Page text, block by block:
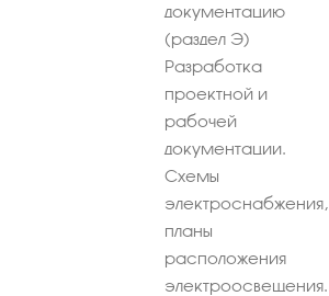
документацию
(раздел Э)
Разработка
проектной и
рабочей
документации.
Схемы
электроснабжения,
планы
расположения
электроосвещения.